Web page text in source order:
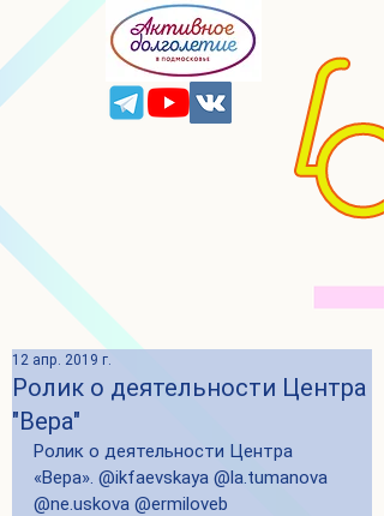
Ролик о деятельности Центра
"Вера"
12 апр. 2019 г.
Ролик о деятельности Центра
«Вера». @ikfaevskaya @la.tumanova
@ne.uskova @ermiloveb